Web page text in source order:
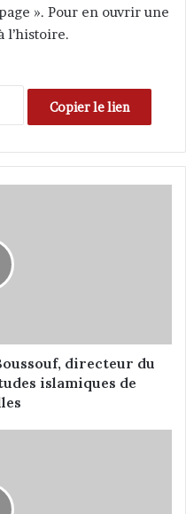
». Pour en ouvrir une
l’histoire.
Copier le lien
directeur du
islamiques de